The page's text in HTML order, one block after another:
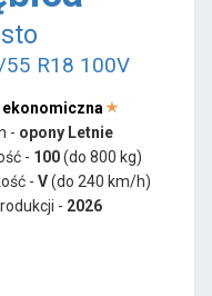
R18 100V
ekonomiczna
- opony Letnie
- 100(do 800 kg)
- V(do 240 km/h)
- 2026